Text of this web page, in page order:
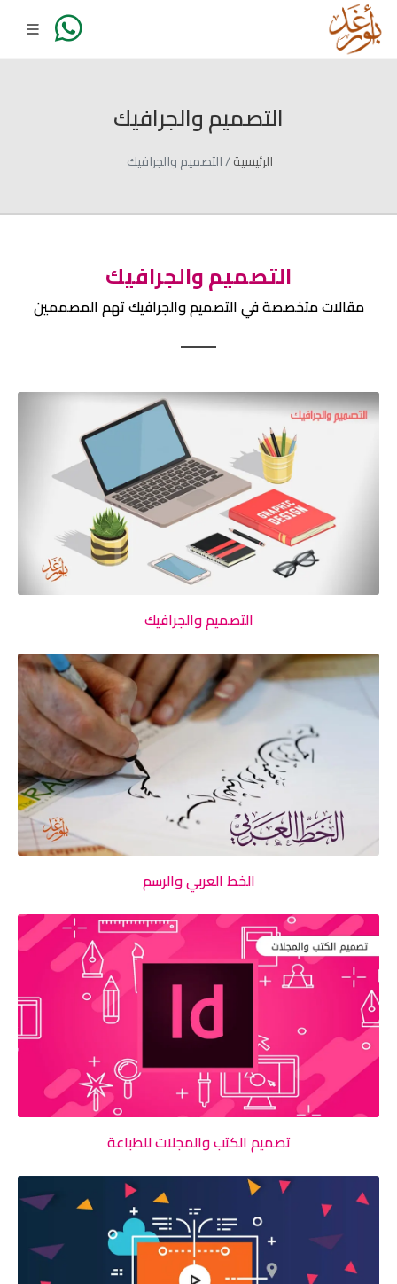
التصميم والجرافيك
الرئيسية التصميم والجرافيك
التصميم والجرافيك
مقالات متخصصة في التصميم والجرافيك تهم المصممين
التصميم والجرافيك
الخط العربي والرسم
تصميم الكتب والمجلات للطباعة